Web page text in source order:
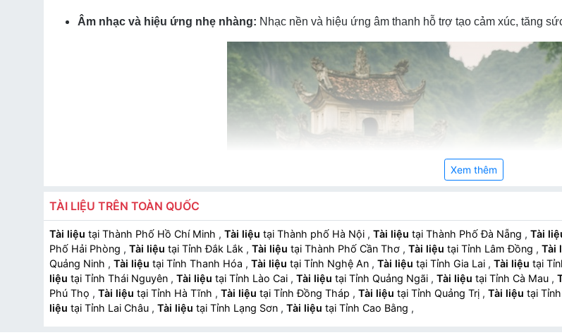
Âm nhạc và hiệu ứng nhẹ nhàng: Nhạc nền và hiệu ứng âm thanh hỗ trợ tạo cảm xúc, tăng
Xem thêm
TÀI LIỆU TRÊN TOÀN QUỐC
Tài liệu tại Thành Phố Hồ Chí Minh , Tài liệu tại Thành phố Hà Nội , Tài liệu tại Thành Phố Đà Nẵng , Tài
Phố Hải Phòng , Tài liệu tại Tỉnh Đắk Lắk , Tài liệu tại Thành Phố Cần Thơ , Tài liệu tại Tỉnh Lâm Đồng , Tài
Quảng Ninh , Tài liệu tại Tỉnh Thanh Hóa , Tài liệu tại Tỉnh Nghệ An , Tài liệu tại Tỉnh Gia Lai , Tài liệu tại
liệu tại Tỉnh Thái Nguyên , Tài liệu tại Tỉnh Lào Cai , Tài liệu tại Tỉnh Quảng Ngãi , Tài liệu tại Tỉnh Cà Mau ,
Phú Thọ , Tài liệu tại Tỉnh Hà Tĩnh , Tài liệu tại Tỉnh Đồng Tháp , Tài liệu tại Tỉnh Quảng Trị , Tài liệu tại
liệu tại Tỉnh Lai Châu , Tài liệu tại Tỉnh Lạng Sơn , Tài liệu tại Tỉnh Cao Bằng ,